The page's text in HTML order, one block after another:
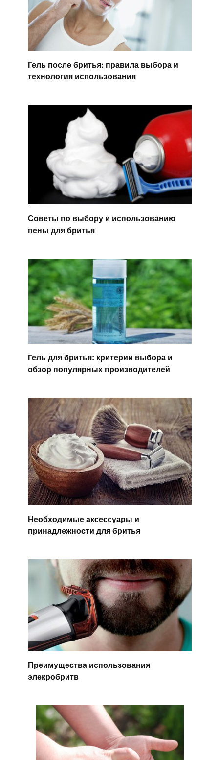
Гель после бритья: правила выбора и
технология использования
Советы по выбору и использованию
пены для бритья
Гель для бритья: критерии выбора и
обзор популярных производителей
Необходимые аксессуары и
принадлежности для бритья
Преимущества использования
элекробритв